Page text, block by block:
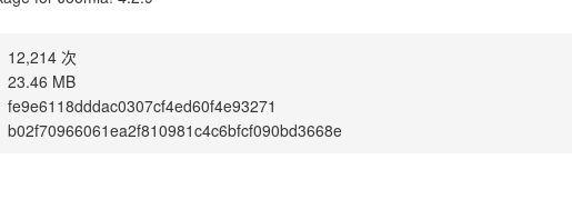
12,214 次
23.46 MB
fe9e6118dddac0307cf4ed60f4e93271
b02f70966061ea2f810981c4c6bfcf090bd3668e